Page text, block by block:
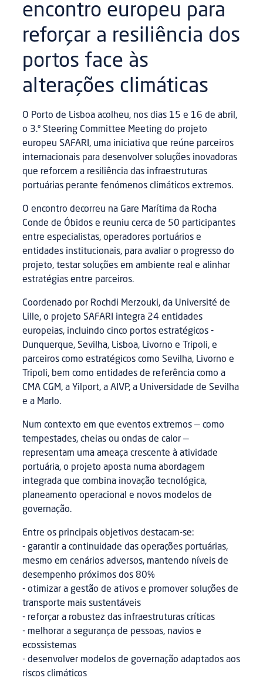
encontro europeu para
reforçar a resiliência dos
portos face às
alterações climáticas
O Porto de Lisboa acolheu, nos dias 15 e 16 de abril,
o 3.º Steering Committee Meeting do projeto
europeu SAFARI, uma iniciativa que reúne parceiros
internacionais para desenvolver soluções inovadoras
que reforcem a resiliência das infraestruturas
portuárias perante fenómenos climáticos extremos.
O encontro decorreu na Gare Marítima da Rocha
Conde de Óbidos e reuniu cerca de 50 participantes
entre especialistas, operadores portuários e
entidades institucionais, para avaliar o progresso do
projeto, testar soluções em ambiente real e alinhar
estratégias entre parceiros.
Coordenado por Rochdi Merzouki, da Université de
Lille, o projeto SAFARI integra 24 entidades
europeias, incluindo cinco portos estratégicos -
Dunquerque, Sevilha, Lisboa, Livorno e Tripoli, e
parceiros como estratégicos como Sevilha, Livorno e
Tripoli, bem como entidades de referência como a
CMA CGM, a Yilport, a AIVP, a Universidade de Sevilha
e a Marlo.
Num contexto em que eventos extremos — como
tempestades, cheias ou ondas de calor —
representam uma ameaça crescente à atividade
portuária, o projeto aposta numa abordagem
integrada que combina inovação tecnológica,
planeamento operacional e novos modelos de
governação.
Entre os principais objetivos destacam-se:
- garantir a continuidade das operações portuárias,
mesmo em cenários adversos, mantendo níveis de
desempenho próximos dos 80%
- otimizar a gestão de ativos e promover soluções de
transporte mais sustentáveis
- reforçar a robustez das infraestruturas críticas
- melhorar a segurança de pessoas, navios e
ecossistemas
- desenvolver modelos de governação adaptados aos
riscos climáticos